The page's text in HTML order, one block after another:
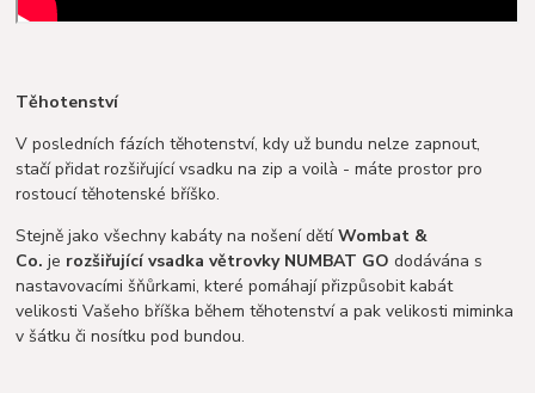
Těhotenství
V posledních fázích těhotenství, kdy už bundu nelze zapnout,
stačí přidat rozšiřující vsadku na zip a voilà - máte prostor pro
rostoucí těhotenské bříško.
Stejně jako všechny kabáty na nošení dětíWombat &
Co. je rozšiřující vsadka větrovky NUMBAT GO dodávána s
nastavovacími šňůrkami, které pomáhají přizpůsobit kabát
velikosti Vašeho bříška během těhotenství a pak velikosti miminka
v šátku či nosítku pod bundou.